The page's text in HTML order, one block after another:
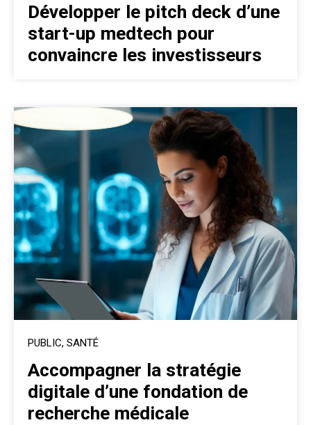
Développer le pitch deck d’une
start-up medtech pour
convaincre les investisseurs
PUBLIC, SANTÉ
Accompagner la stratégie
digitale d’une fondation de
recherche médicale